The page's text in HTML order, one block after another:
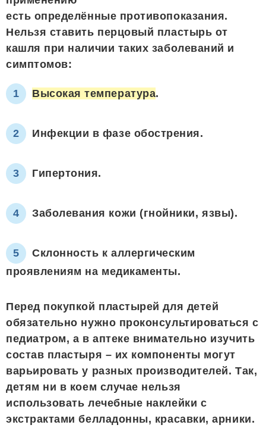
есть определённые противопоказания.
Нельзя ставить перцовый пластырь от
кашля при наличии таких заболеваний и
симптомов:
Высокая температура.
Инфекции в фазе обострения.
Гипертония.
Заболевания кожи (гнойники, язвы).
Склонность к аллергическим
проявлениям на медикаменты.
Перед покупкой пластырей для детей
обязательно нужно проконсультироваться с
педиатром, а в аптеке внимательно изучить
состав пластыря – их компоненты могут
варьировать у разных производителей. Так,
детям ни в коем случае нельзя
использовать лечебные наклейки с
экстрактами белладонны, красавки, арники.